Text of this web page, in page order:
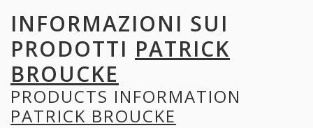
INFORMAZIONI SUI
PRODOTTI PATRICK
BROUCKE
PRODUCTS INFORMATION
PATRICK BROUCKE